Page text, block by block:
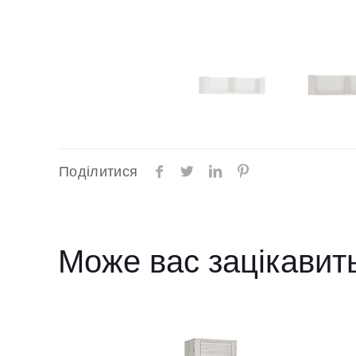
Поділитися
Може вас